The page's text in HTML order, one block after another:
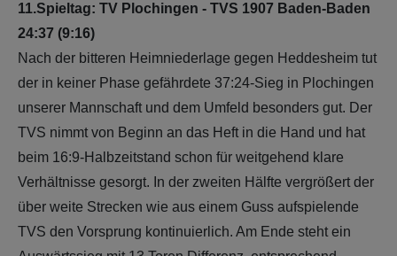
11.Spieltag: TV Plochingen - TVS 1907 Baden-Baden
24:37 (9:16)
Nach der bitteren Heimniederlage gegen Heddesheim tut
der in keiner Phase gefährdete 37:24-Sieg in Plochingen
unserer Mannschaft und dem Umfeld besonders gut. Der
TVS nimmt von Beginn an das Heft in die Hand und hat
beim 16:9-Halbzeitstand schon für weitgehend klare
Verhältnisse gesorgt. In der zweiten Hälfte vergrößert der
über weite Strecken wie aus einem Guss aufspielende
TVS den Vorsprung kontinuierlich. Am Ende steht ein